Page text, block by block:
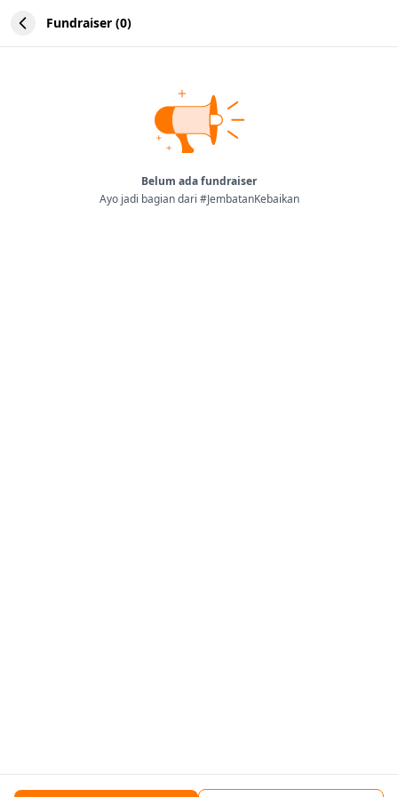
Fundraiser (0)
Belum ada fundraiser
Ayo jadi bagian dari #JembatanKebaikan